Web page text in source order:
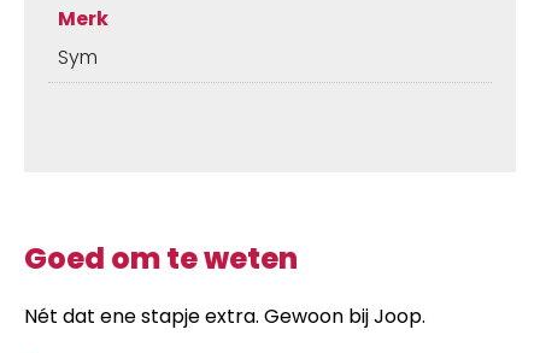
Merk
Sym
Goed om te weten
Nét dat ene stapje extra. Gewoon bij Joop.